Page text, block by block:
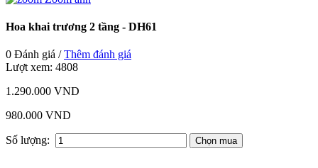
Hoa khai trương 2 tầng - DH61
0 Đánh giá /Thêm đánh giá
Lượt xem: 4808
1.290.000 VND
980.000 VND
Số lượng: